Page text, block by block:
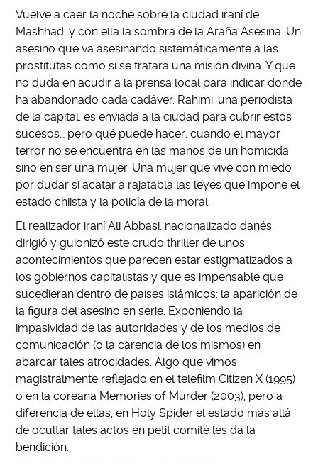
Vuelve a caer la noche sobre la ciudad iraní de
Mashhad, y con ella la sombra de la Araña Asesina. Un
asesino que va asesinando sistemáticamente a las
prostitutas como si se tratara una misión divina. Y que
no duda en acudir a la prensa local para indicar donde
ha abandonado cada cadáver. Rahimi, una periodista
de la capital, es enviada a la ciudad para cubrir estos
sucesos… pero qué puede hacer, cuando el mayor
terror no se encuentra en las manos de un homicida
sino en ser una mujer. Una mujer que vive con miedo
por dudar si acatar a rajatabla las leyes que impone el
estado chiista y la policía de la moral.
El realizador iraní Ali Abbasi, nacionalizado danés,
dirigió y guionizó este crudo thriller de unos
acontecimientos que parecen estar estigmatizados a
los gobiernos capitalistas y que es impensable que
sucedieran dentro de países islámicos: la aparición de
la figura del asesino en serie. Exponiendo la
impasividad de las autoridades y de los medios de
comunicación (o la carencia de los mismos) en
abarcar tales atrocidades. Algo que vimos
magistralmente reflejado en el telefilm Citizen X (1995)
o en la coreana Memories of Murder (2003), pero a
diferencia de ellas, en Holy Spider el estado más allá
de ocultar tales actos en petit comité les da la
bendición.